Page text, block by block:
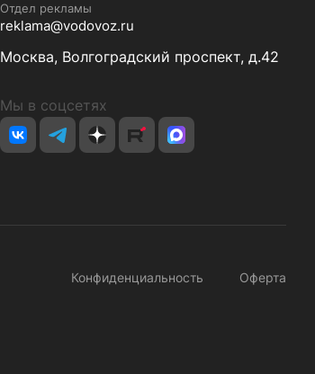
Отдел рекламы
reklama@vodovoz.ru
Москва, Волгоградский проспект, д.42
Мы в соцсетях
Конфиденциальность Оферта